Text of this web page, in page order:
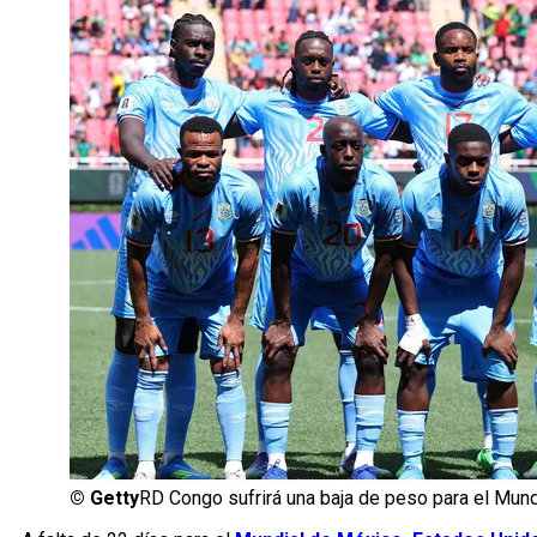
© GettyRD Congo sufrirá una baja de peso para el